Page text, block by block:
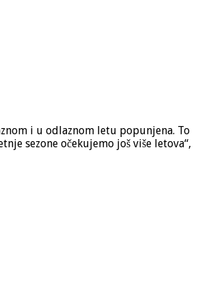
i u odlaznom letu popunjena. To
sezone očekujemo još više letova“,